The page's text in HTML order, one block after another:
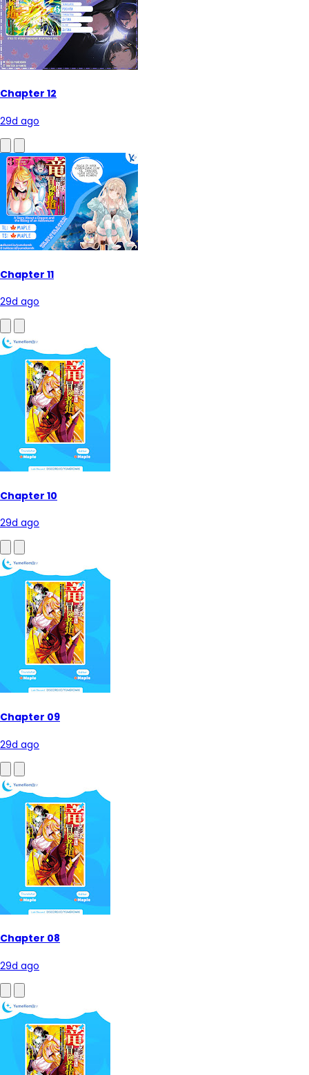
-
Genre
Action Adventure Drama
Shounen
Chapter 12
29d ago
Chapter 11
29d ago
Chapter 10
29d ago
Chapter 09
29d ago
Chapter 08
29d ago